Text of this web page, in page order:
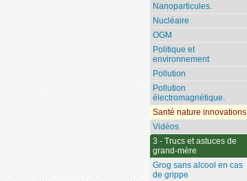
Nanoparticules.
Nucléaire
OGM
Politique et
environnement
Pollution
Pollution
électromagnétique.
Santé nature innovations
Vidéos
3 - Trucs et astuces de
grand-mère
Grog sans alcool en cas
de grippe